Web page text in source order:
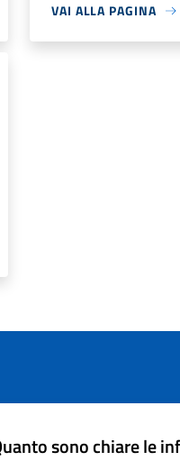
VAI ALLA PAGINA
sono chiare le